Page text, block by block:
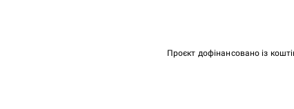
Проєкт дофінансовано із